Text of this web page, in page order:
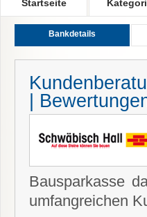
Startseite
Bankdetails
|
Bausparkasse
umfangreichen